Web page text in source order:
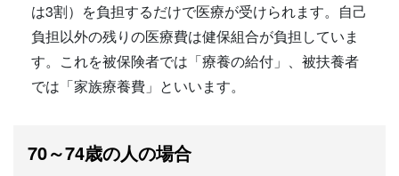
は3割）を負担するだけで医療が受けられます。自己
負担以外の残りの医療費は健保組合が負担していま
す。これを被保険者では「療養の給付」、被扶養者
では「家族療養費」といいます。
70～74歳の人の場合